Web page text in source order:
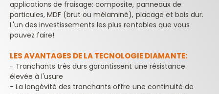
applications de fraisage: composite, panneaux de
particules, MDF (brut ou mélaminé), placage et bois dur.
L'un des investissements les plus rentables que vous
pouvez faire!
LES AVANTAGES DE LA TECNOLOGIE DIAMANTE:
- Tranchants très durs garantissent une résistance
élevée à l'usure
- La longévité des tranchants offre une continuité de